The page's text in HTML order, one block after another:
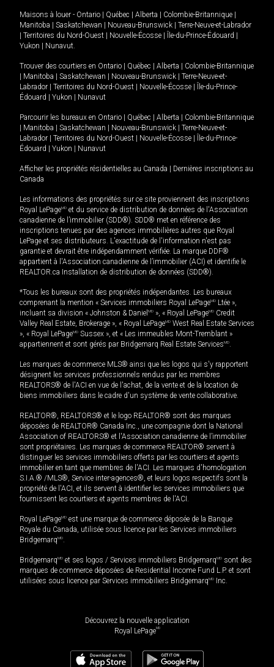
Maisons à louer - Ontario Québec Alberta Colombie-Britannique
Manitoba
Saskatchewan Nouveau-Brunswick
Terre-Neuve-et-Labrador
Territoires du Nord-Ouest Nouvelle-Écosse Île-du-Prince-Édouard
Yukon
Nunavut.
Trouver des courtiers en Ontario Québec Alberta
Colombie-Britannique
Manitoba Saskatchewan Nouveau-Brunswick
Terre-Neuve-et-
Labrador
Territoires du Nord-Ouest Nouvelle-Écosse
Île-du-Prince-
Édouard
Yukon Nunavut
Parcourir les bureaux en Ontario Québec Alberta
Colombie-Britannique
Manitoba Saskatchewan Nouveau-Brunswick
Terre-Neuve-et-
Labrador
Territoires du Nord-Ouest Nouvelle-Écosse
Île-du-Prince-
Édouard
Yukon Nunavut
Afficher les propriétés résidentielles au Canada
Dernières inscriptions au
Canada
Les informations des propriétés sur ce site proviennent des inscriptions
Royal LePageMD et du service de distribution de données de l'Association
canadienne de l’immobilier (SDD®). SDD® met en référence des
inscriptions tenues par des agences immobilières autres que Royal
LePage et ses distributeurs. L'exactitude de l'information n'est pas
garantie et devrait être indépendamment vérifiée. La marque DDF®
appartient à l'Association canadienne de l’immobilier (ACI) et identifie le
REALTOR.ca Installation de distribution de données (SDD®).
*Tous les bureaux sont des propriétés indépendantes. Les bureaux
comprenant la mention « Services immobiliers Royal LePageMD Ltée »,
incluant sa division « Johnston & Daniel MD », « Royal LePageMD Credit
Valley Real Estate, Brokerage », « Royal LePageMD West Real Estate Services
», « Royal LePageMD Sussex », et « Les immeubles Mont-Tremblant »
appartiennent et sont gérés par Bridgemarq Real Estate ServicesMD.
Les marques de commerce MLS® ainsi que les logos qui s'y rapportent
désignent les services professionnels rendus par les membres
REALTORS® de l'ACI en vue de l'achat, de la vente et de la location de
biens immobiliers dans le cadre d'un système de vente collaborative.
REALTOR®, REALTORS® et le logo REALTOR® sont des marques
déposées de REALTOR® Canada Inc., une compagnie dont la National
Association of REALTORS® et l'Association canadienne de l’immobilier
sont propriétaires. Les marques de commerce REALTOR® servent à
distinguer les services immobiliers offerts par les courtiers et agents
immobilier en tant que membres de l'ACI. Les marques d'homologation
S.I.A.® /MLS®, Service inter-agences®, et leurs logos respectifs sont la
propriété de l'ACI, et ils servent à identifier les services immobiliers que
fournissent les courtiers et agents membres de l'ACI.
Royal LePageMD est une marque de commerce déposée de la Banque
Royale du Canada, utilisée sous licence par les Services immobiliers
BridgemarqMD.
BridgemarqMD et ses logos / Services immobiliers BridgemarqMD sont des
marques de commerce déposées de Residential Income Fund L.P. et sont
utilisées sous licence par Services immobiliers BridgemarqMD Inc.
Découvrez la nouvelle application
Royal LePageMD